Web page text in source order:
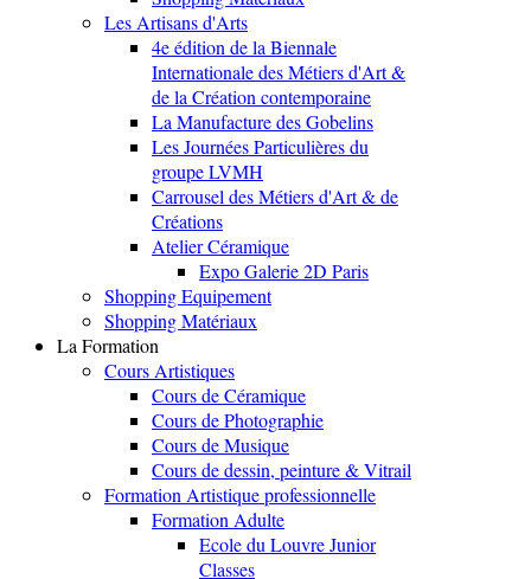
Les Artisans d'Arts
4e édition de la Biennale
Internationale des Métiers d'Art &
de la Création contemporaine
La Manufacture des Gobelins
Les Journées Particulières du
groupe LVMH
Carrousel des Métiers d'Art & de
Créations
Atelier Céramique
Expo Galerie 2D Paris
Shopping Equipement
Shopping Matériaux
La Formation
Cours Artistiques
Cours de Céramique
Cours de Photographie
Cours de Musique
Cours de dessin, peinture & Vitrail
Formation Artistique professionnelle
Formation Adulte
Ecole du Louvre Junior
Classes